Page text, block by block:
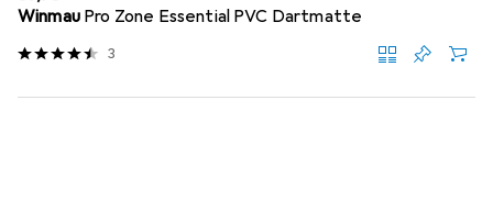
Winmau Pro Zone Essential PVC Dartmatte
3